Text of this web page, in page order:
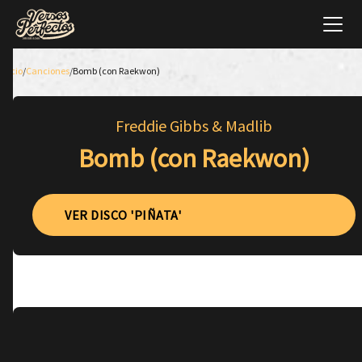
Inicio/Canciones/Bomb (con Raekwon)
Freddie Gibbs & Madlib
Bomb (con Raekwon)
VER DISCO 'PIÑATA'